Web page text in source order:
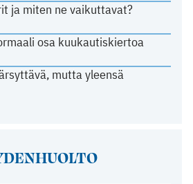
ja miten ne vaikuttavat?
osa kuukautiskiertoa
mutta yleensä